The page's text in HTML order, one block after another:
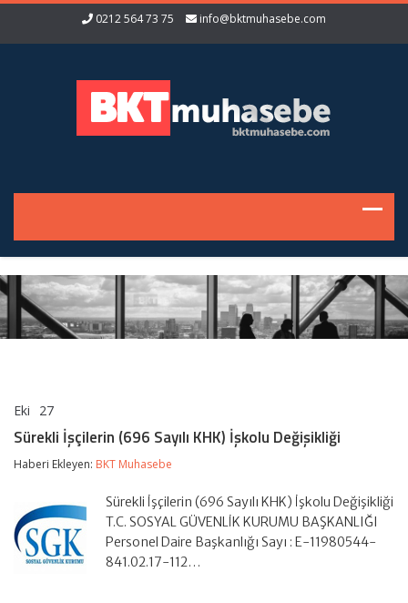
0212 564 73 75 info@bktmuhasebe.com
Eki 27
(696
Sayılı
KHK)
Değişikliği
için
Sürekli İşçilerin (696 Sayılı KHK) İşkolu Değişikliği
Haberi Ekleyen: BKT Muhasebe
Sürekli İşçilerin (696 Sayılı KHK) İşkolu Değişikliği
T.C. SOSYAL GÜVENLİK KURUMU BAŞKANLIĞI
Personel Daire Başkanlığı Sayı : E-11980544-
841.02.17-112…